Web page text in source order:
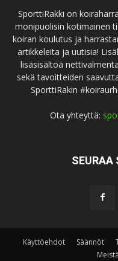
SporttiRakki on
monipuolisin kotimainen
koiran koulutus ja
artikkeleita ja uutisia!
lisäsisältöä
sekä tavoitteiden
SporttiRakin
Ota yhteyttä:
SEURAA
Käyttöehdot Säännöt
Meistä